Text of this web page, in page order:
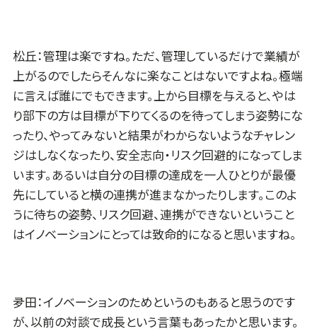
松丘：管理は楽ですね。ただ、管理しているだけで業績が
上がるのでしたらそんなに楽なことはないですよね。極端
に言えば誰にでもできます。上から目標を与えると、やは
り部下の方は目標が下りてくるのを待ってしまう姿勢にな
ったり、やってみないと結果がわからないようなチャレン
ジはしなくなったり、安全志向・リスク回避的になってしま
います。あるいは自分の目標の達成を一人ひとりが最優
先にしていると横の連携が進まなかったりします。このよ
うに待ちの姿勢、リスク回避、連携ができないということ
はイノベーションにとっては致命的になると思いますね。
夛田：イノベーションのためというのもあると思うのです
が、以前の対談で成長という言葉もあったかと思います。